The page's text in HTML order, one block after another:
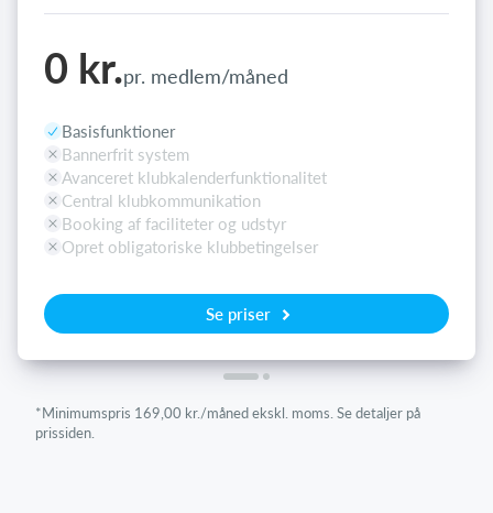
0 kr.pr. medlem/måned
Basisfunktioner
Bannerfrit system
Avanceret klubkalenderfunktionalitet
Central klubkommunikation
Booking af faciliteter og udstyr
Opret obligatoriske klubbetingelser
Se priser
*Minimumspris 169,00 kr./måned ekskl. moms. Se detaljer på
prissiden.